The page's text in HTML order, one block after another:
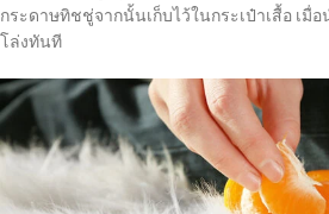
กระดาษทิชชู่จากนั้นเก็บไว้ในกระเป๋าเสื้อ เ
โล่งทันที